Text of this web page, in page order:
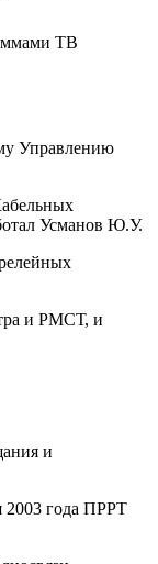
ТВ
Управлению
Усманов Ю.У.
и РМСТ, и
и
2003 года ПРРТ